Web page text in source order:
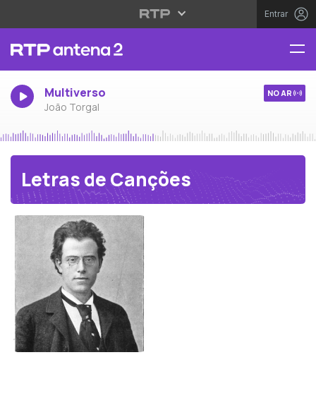
Entrar
Multiverso
João Torgal
NO AR
Letras de Canções